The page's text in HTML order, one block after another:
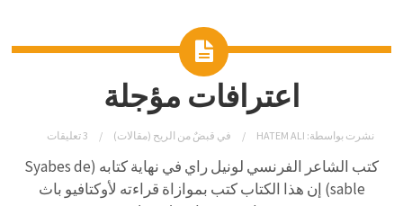
اعترافات مؤجلة
نشرت بواسطة: HATEM ALI في قبضٌ من الريح (مقالات) 3 تعليقات
كتب الشاعر الفرنسي لونيل راي في نهاية كتابه (Syabes de
sable) إن هذا الكتاب كتب بموازاة قراءته لأوكتافيو باث